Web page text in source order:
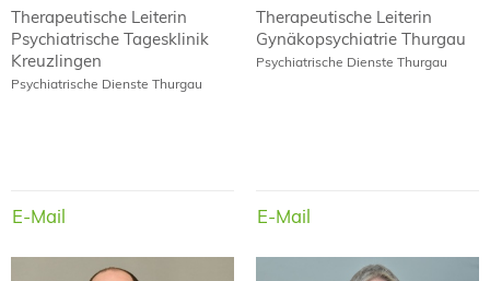
Therapeutische Leiterin
Psychiatrische Tagesklinik
Kreuzlingen
Psychiatrische Dienste Thurgau
E-Mail
Therapeutische Leiterin
Gynäkopsychiatrie Thurgau
Psychiatrische Dienste Thurgau
E-Mail